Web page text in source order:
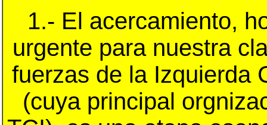
1.- El acercamiento,
urgente para nuestra
fuerzas de la Izquierda
(cuya principal